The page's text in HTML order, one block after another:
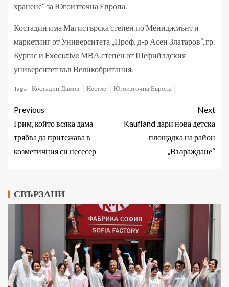
хранене“ за Югоизточна Европа.
Костадин има Магистърска степен по Мениджмънт и
маркетинг от Университета „Проф. д-р Асен Златаров“, гр.
Бургас и Executive МBА степен от Шефийлдския
университет във Великобритания.
Tags: Костадин Дамов Нестле Югоизточна Европа
Previous
Грим, който всяка дама
трябва да притежава в
козметичния си несесер
Next
Kaufland дари нова детска
площадка на район
„Възраждане“
СВЪРЗАНИ